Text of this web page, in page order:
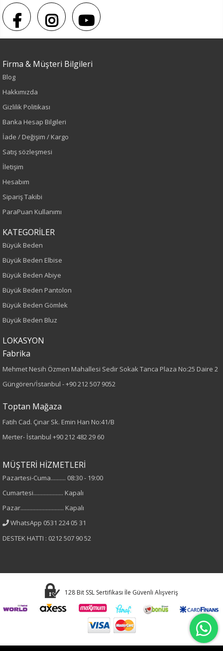
Renk
Siyah
Sezon
Sonbahar-Kış
Yaş Grubu
Bel
Normal Bel
Kalıp
Büyük Beden
110
Paça Tipi
Boru Paça
Kumaş Tipi
Desen
Düz
%100 Polyester
Materyal
Firma & Müşteri Bilgileri
Blog
Hakkımızda
Gizlilik Politikası
Banka Hesap Bilgileri
İade / Değişim / Kargo
Satış sözleşmesi
İletişim
Hesabım
Sipariş Takibi
ParaPuan Kullanımı
KATEGORİLER
Büyük Beden
Büyük Beden Elbise
Büyük Beden Abiye
Büyük Beden Pantolon
Büyük Beden Gömlek
Büyük Beden Bluz
LOKASYON
Fabrika
Mehmet Nesih Özmen Mahallesi Sedir Sokak Tanca Plaza No:25 Daire 2
Güngören/İstanbul -+90 212 507 9052
Toptan Mağaza
Fatih Cad. Çınar Sk. Emin Han No:41/B
Merter- İstanbul +90 212 482 29 60
MÜŞTERİ HİZMETLERİ
Pazartesi-Cuma.......... 08:30 - 19:00
Cumartesi.................... Kapalı
Pazar............................. Kapalı
WhatsApp 0531 224 05 31
DESTEK HATTI : 0212 507 90 52
128 Bit SSL Sertifikası İle Güvenli Alışveriş